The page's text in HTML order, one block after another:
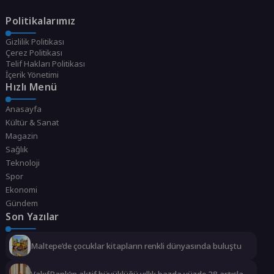
Politikalarımız
Gizlilik Politikası
Çerez Politikası
Telif Hakları Politikası
İçerik Yönetimi
Hızlı Menü
Anasayfa
Kültür & Sanat
Magazin
Sağlık
Teknoloji
Spor
Ekonomi
Gündem
Son Yazılar
Maltepe’de çocuklar kitapların renkli dünyasında buluştu